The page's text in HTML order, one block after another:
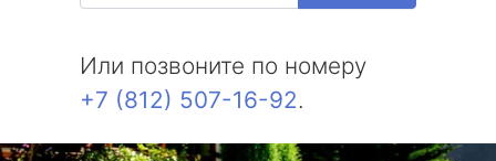
Или позвоните по номеру
+7 (812) 507-16-92.